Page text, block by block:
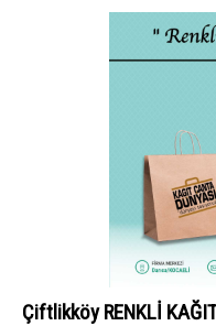
Çiftlikköy RENKLİ